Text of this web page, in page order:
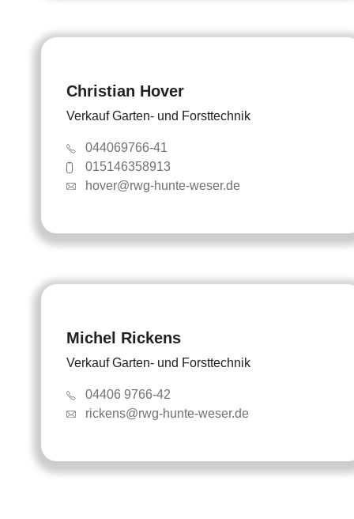
Christian Hover
Verkauf Garten- und Forsttechnik
044069766-41
015146358913
hover@rwg-hunte-weser.de
Michel Rickens
Verkauf Garten- und Forsttechnik
04406 9766-42
rickens@rwg-hunte-weser.de